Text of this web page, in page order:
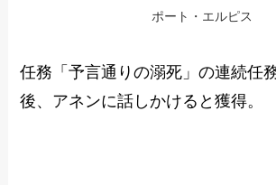
ポート・エルピス
任務「予言通りの溺死」の連続任
後、アネンに話しかけると獲得。